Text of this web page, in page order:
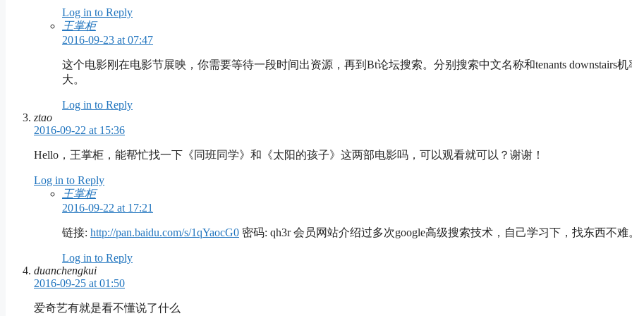
Log in to Reply
王掌柜
2016-09-23 at 07:47
这个电影刚在电影节展映，你需要等待一段时间出资源，再到Bt论坛搜索。分别搜索中文名称和tenants downstairs机
大。
Log in to Reply
ztao
2016-09-22 at 15:36
Hello，王掌柜，能帮忙找一下《同班同学》和《太阳的孩子》这两部电影吗，可以观看就可以？谢谢！
Log in to Reply
王掌柜
2016-09-22 at 17:21
链接: http://pan.baidu.com/s/1qYaocG0 密码: qh3r 会员网站介绍过多次google高级搜索技术，自己学习下，找东西不难
Log in to Reply
duanchengkui
2016-09-25 at 01:50
爱奇艺有就是看不懂说了什么